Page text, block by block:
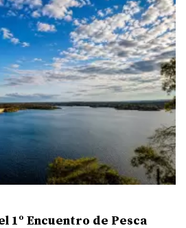
1º Encuentro de Pesca